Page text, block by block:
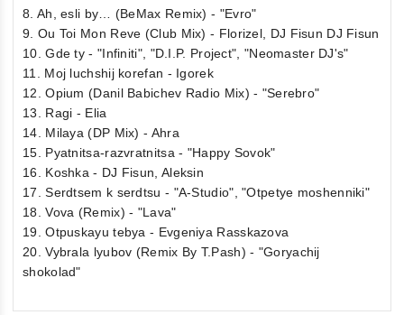
8. Ah, esli by… (BeMax Remix) - "Evro"
9. Ou Toi Mon Reve (Club Mix) - Florizel, DJ Fisun DJ Fisun
10. Gde ty - "Infiniti", "D.I.P. Project", "Neomaster DJ's"
11. Moj luchshij korefan - Igorek
12. Opium (Danil Babichev Radio Mix) - "Serebro"
13. Ragi - Elia
14. Milaya (DP Mix) - Ahra
15. Pyatnitsa-razvratnitsa - "Happy Sovok"
16. Koshka - DJ Fisun, Aleksin
17. Serdtsem k serdtsu - "A-Studio", "Otpetye moshenniki"
18. Vova (Remix) - "Lava"
19. Otpuskayu tebya - Evgeniya Rasskazova
20. Vybrala lyubov (Remix By T.Pash) - "Goryachij
shokolad"